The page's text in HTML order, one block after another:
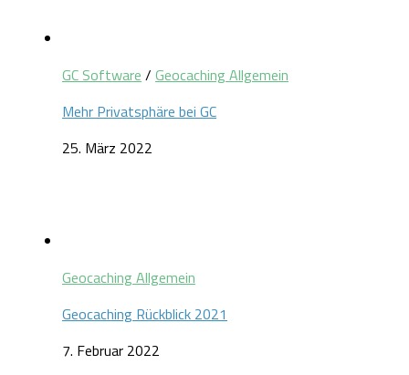
GC Software / Geocaching Allgemein
Mehr Privatsphäre bei GC
25. März 2022
Geocaching Allgemein
Geocaching Rückblick 2021
7. Februar 2022